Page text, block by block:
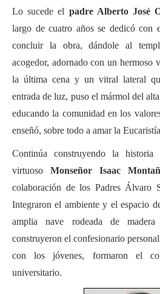
Lo sucede el padre Alberto José
largo de cuatro años se dedicó con
concluir la obra, dándole al
acogedor, adornado con un hermoso
la última cena y un vitral lateral
entrada de luz, puso el mármol del
educando la comunidad en los
enseñó, sobre todo a amar la
Continúa construyendo la
virtuoso Monseñor Isaac
colaboración de los Padres Álvaro
Integraron el ambiente y el espacio
amplia nave rodeada de madera
construyeron el confesionario
con los jóvenes, formaron el
universitario.